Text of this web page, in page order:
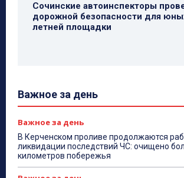
Сочинские автоинспекторы
дорожной безопасности для
летней площадки
Важное за день
Важное за день
В Керченском проливе продолжаются
ликвидации последствий ЧС: очищено
километров побережья